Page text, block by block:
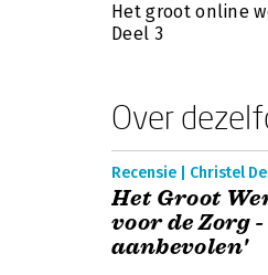
Het groot online
Deel 3
Over
Recensie | Christel
Het Groot
voor de Zorg
aanbevolen'